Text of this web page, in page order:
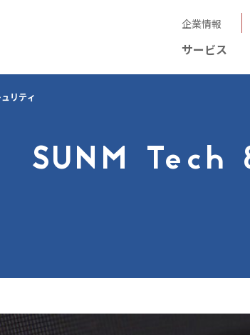
企業情報
サービス
リティ
SUNM Tech